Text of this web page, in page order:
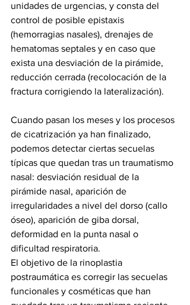
unidades de urgencias, y consta del
control de posible epistaxis
(hemorragias nasales), drenajes de
hematomas septales y en caso que
exista una desviación de la pirámide,
reducción cerrada (recolocación de la
fractura corrigiendo la lateralización).
Cuando pasan los meses y los procesos
de cicatrización ya han finalizado,
podemos detectar ciertas secuelas
típicas que quedan tras un traumatismo
nasal: desviación residual de la
pirámide nasal, aparición de
irregularidades a nivel del dorso (callo
óseo), aparición de giba dorsal,
deformidad en la punta nasal o
dificultad respiratoria.
El objetivo de la rinoplastia
postraumática es corregir las secuelas
funcionales y cosméticas que han